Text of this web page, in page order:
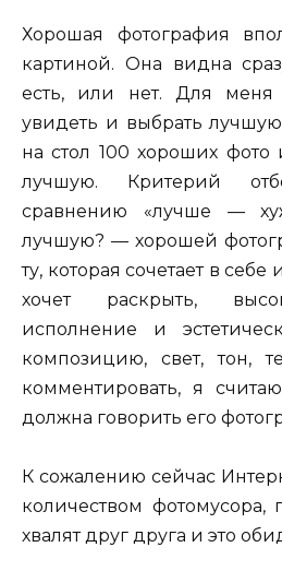
Хорошая фотография
картиной. Она видна
есть, или нет. Для
увидеть и выбрать
на стол 100 хороших
лучшую. Критерий
сравнению «лучше —
лучшую? — хорошей
ту, которая сочетает в
хочет раскрыть,
исполнение и
композицию, свет, тон,
комментировать, я
должна говорить его
К сожалению сейчас
количеством фотомусора,
хвалят друг друга и это